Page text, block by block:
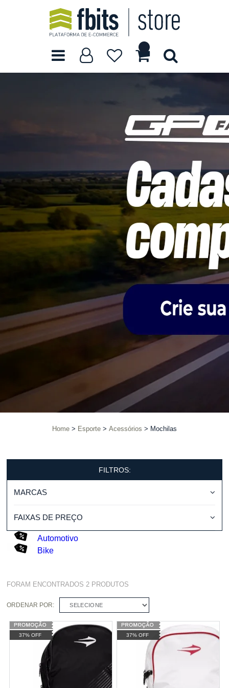
Home Esporte Acessórios Mochilas
FILTROS:
MARCAS
FAIXAS DE PREÇO
Automotivo
Bike
FORAM ENCONTRADOS2 PRODUTOS
ORDENAR POR: SELECIONE
37% OFF 37% OFF